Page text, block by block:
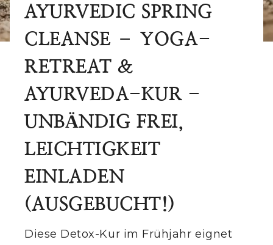
THE VILLA
ROOMS
SHOP
THE TEAM
DIRECTIONS
EXCURSIONS
AYURVEDIC SPRING
CLEANSE – YOGA-
RETREAT &
AYURVEDA-KUR -
UNBÄNDIG FREI,
LEICHTIGKEIT
EINLADEN
(AUSGEBUCHT!)
Diese Detox-Kur im Frühjahr eignet